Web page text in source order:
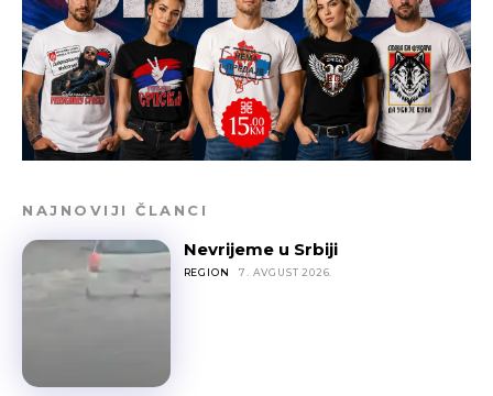
NAJNOVIJI ČLANCI
Nevrijeme u Srbiji
REGION 7. AVGUST 2026.